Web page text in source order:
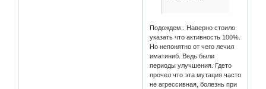
Подождем.. Наверно стоило
указать что активность 100%.
Но непонятно от чего лечил
иматиниб. Ведь были
периоды улучшения. Гдето
прочел что эта мутация часто
не агрессивная, болезнь при